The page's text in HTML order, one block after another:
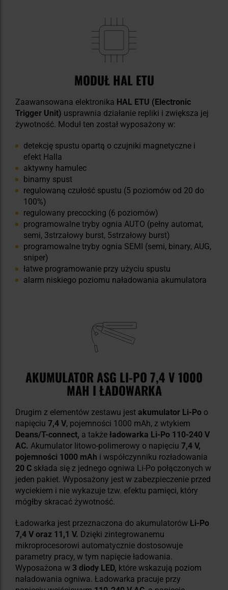
MODUŁ HAL ETU
Zaawansowana elektronika HAL ETU (Electronic
Trigger Unit) usprawnia działanie repliki i zwiększa jej
żywotność. Moduł ten został wyposażony w:
detekcję spustu opartą o czujniki magnetyczne i
efekt Halla
aktywny hamulec
binarny spust
regulowaną czułość spustu (5 poziomów od 20 do
100%)
regulowany precocking (6 poziomów)
programowalne tryby ognia AUTO (pełny automat,
semi, 3strzałowy burst, 5strzałowy burst)
programowalne tryby ognia SEMI (semi, binary, AUG,
sniper)
łatwe programowanie przy użyciu spustu
alarm niskiego poziomu naładowania akumulatora
AKUMULATOR ASG LI-PO 7,4 V 1000
MAH I ŁADOWARKA
Drugim z elementów zestawu jest akumulator Li-Po o
napięciu 7,4 V, pojemności 1000 mAh, z wtykiem
Deans/T-connect, a także ładowarka Li-Po 110-240 V
AC. Akumulator litowo-polimerowy o napięciu 7,4 V,
pojemności 1000 mAh i współczynniku rozładowania
20 C składa się z jednego ogniwa Li-Po połączonych w
jeden pakiet. Wyposażony jest w zabezpieczenie przed
wyciekiem i nie wykazuje tzw. efektu pamięci, który
mógłby skracać żywotność.
Ładowarka jest przeznaczona do akumulatorów Li-Po
7,4 V oraz 11,1 V. Dzięki zintegrowanemu
mikroprocesorowi automatycznie dostosowuje
parametry pracy, w tym napięcie ładowania.
Wyposażona w 3 diody LED, które wskazują poziom
naładowania ogniwa. Ładowarka pracuje przy